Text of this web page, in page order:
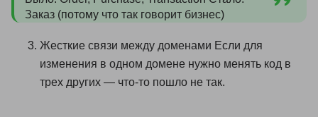
Заказ (потому что так говорит бизнес)
Жесткие связи между доменами Если для
изменения в одном домене нужно менять код в
трех других — что-то пошло не так.